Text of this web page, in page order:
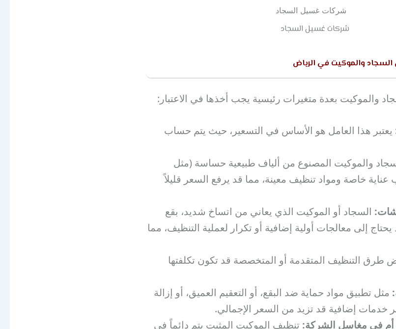
شركات غسيل السجاد
والموكيت في الرياض
والموكيت بعدة متغيرات رئيسية يجب أخذها في الاعتبار:
يعتبر هذا العامل هو الأساس في التسعير، حيث يتم حساب
والموكيت المصنوع من ألياف طبيعية حساسة (مثل
خاصة ومواد تنظيف معينة، مما قد يرفع السعر قليلاً
السجاد أو الموكيت الذي يعاني من اتساخ شديد، بقع
إلى معالجات أولية إضافية أو تكرار لعملية التنظيف، مما
طرق التنظيف المتقدمة أو المتخصصة قد تكون تكلفتها
مثل تطبيق مواد حماية ضد البقع، أو التعقيم العميق، أو إزالة
خدمات إضافية قد تزيد من السعر الإجمالي.
أم في مغاسل الشركة: تنظيف الموكيت المثبت يتم دائماً في